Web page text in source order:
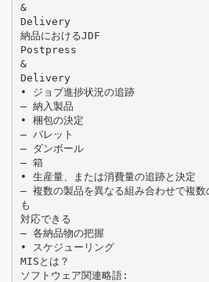
&
Delivery
納品におけるJDF
Postpress
&
Delivery
• ジョブ進捗状況の追跡
– 納入製品
• 梱包の決定
– パレット
– ダンボール
– 箱
• 生産量、または消費量の追跡と決定
– 複数の製品を異なる組み合わせで複数
も
対応できる
– 各納品物の把握
• スケジューリング
MISとは？
ソフトウェア関連略語: